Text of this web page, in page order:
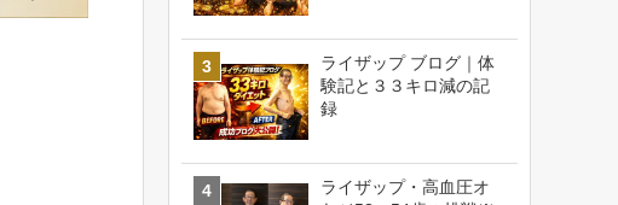
ライザップ ブログ｜体
験記と３３キロ減の記
録
ライザップ・高血圧オ